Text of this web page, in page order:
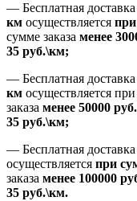
— Бесплатная доставка
км осуществляется при
сумме заказа менее
35 руб.\км;
— Бесплатная доставка
км осуществляется
заказа менее 50000 руб.
35 руб.\км;
— Бесплатная доставка
осуществляется при
заказа менее 100000
35 руб.\км.